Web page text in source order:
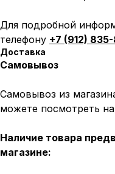
Для подробной
телефону +7 (912)
Доставка
Самовывоз
Самовывоз из
можете посмотреть
Наличие товара
магазине:
ИП Каканова Анна
ИНН 450164920881
ОГРНИП 325450000003279
2026, МотоТехника45